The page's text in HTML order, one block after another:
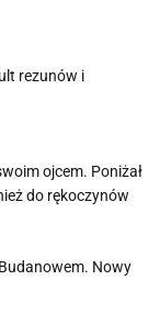
rezunów i
ojcem. Poniżał
do rękoczynów
Nowy